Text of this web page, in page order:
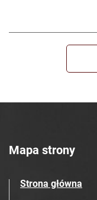
Mapa strony
Strona główna